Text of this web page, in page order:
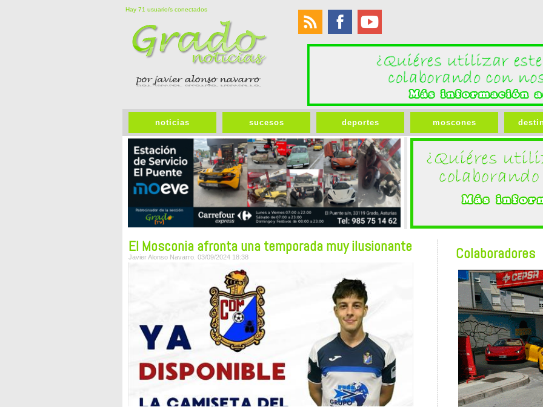
Hay 71 usuario/s conectados
noticias sucesos deportes moscones
El Mosconia afronta una temporada muy ilusionante
Javier Alonso Navarro. 03/09/2024 18:38 Colaboradores